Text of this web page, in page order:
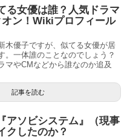
る女優は誰？人気ドラマ
ン！Wikiプロフィール
木優子ですが、似てる女優が居
。一体誰のことなのでしょう？
マやCMなどから誰なのか追及
記事を読む
アソビシステム』（現事
クしたのか？